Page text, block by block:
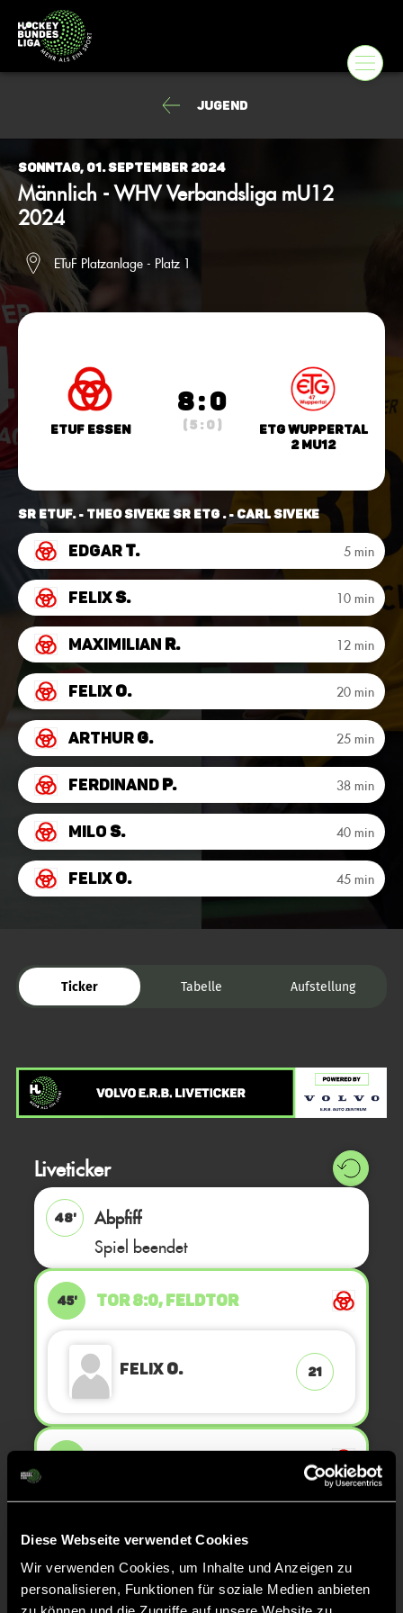
Diese Webseite verwendet Cookies
Wir verwenden Cookies, um Inhalte und Anzeigen zu
personalisieren, Funktionen für soziale Medien anbieten
Jugend
Sonntag, 01. September 2024
Männlich - WHV Verbandsliga mU12
2024
ETuF Platzanlage - Platz 1
ETUF Essen
8 : 0
( 5 : 0 )
ETG Wuppertal
2 mU12
SR ETUF. - Theo Siveke SR ETG . - Carl Siveke
EdgarT. 5 min
FelixS. 10 min
Maximilian R. 12 min
FelixO. 20 min
ArthurG. 25 min
FerdinandP. 38 min
MiloS. 40 min
FelixO. 45 min
Ticker Tabelle Aufstellung
Liveticker
48'
Abpfiff
Spiel beendet
45' TOR 8:0, FELDTOR
FelixO. 21